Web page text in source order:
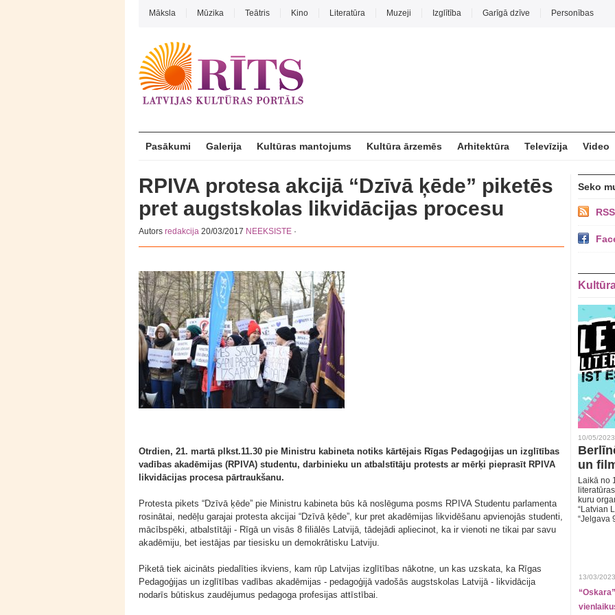
Māksla Mūzika Teātris Kino Literatūra Muzeji Izglītība Garīgā dzīve Personības
Pasākumi Galerija Kultūras mantojums Kultūra ārzemēs Arhitektūra Televīzija Video
RPIVA protesa akcijā “Dzīvā ķēde” piketēs
pret augstskolas likvidācijas procesu
Autors redakcija 20/03/2017 NEEKSISTE ·
Otrdien, 21. martā plkst.11.30 pie Ministru kabineta notiks kārtējais Rīgas Pedagoģijas un izglītības
vadības akadēmijas (RPIVA) studentu, darbinieku un atbalstītāju protests ar mērķi pieprasīt RPIVA
likvidācijas procesa pārtraukšanu.
Protesta pikets “Dzīvā ķēde” pie Ministru kabineta būs kā noslēguma posms RPIVA Studentu parlamenta
rosinātai, nedēļu garajai protesta akcijai “Dzīvā ķēde”, kur pret akadēmijas likvidēšanu apvienojās studenti,
mācībspēki, atbalstītāji - Rīgā un visās 8 filiālēs Latvijā, tādejādi apliecinot, ka ir vienoti ne tikai par savu
akadēmiju, bet iestājas par tiesisku un demokrātisku Latviju.
Piketā tiek aicināts piedalīties ikviens, kam rūp Latvijas izglītības nākotne, un kas uzskata, ka Rīgas
Pedagoģijas un izglītības vadības akadēmijas - pedagoģijā vadošās augstskolas Latvijā - likvidācija
nodarīs būtiskus zaudējumus pedagoga profesijas attīstībai.
Seko
10/05/
un
Laikā no
kuru
“Latvian
“Jelgava
13/03/